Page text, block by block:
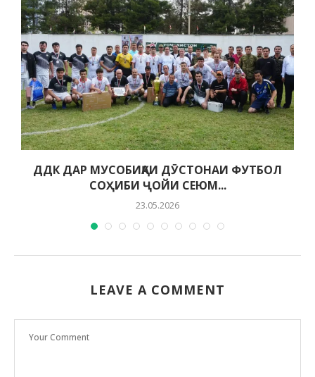
ДДК ДАР МУСОБИҚАИ ДӮСТОНАИ ФУТБОЛ
СОҲИБИ ҶОЙИ СЕЮМ...
23.05.2026
LEAVE A COMMENT